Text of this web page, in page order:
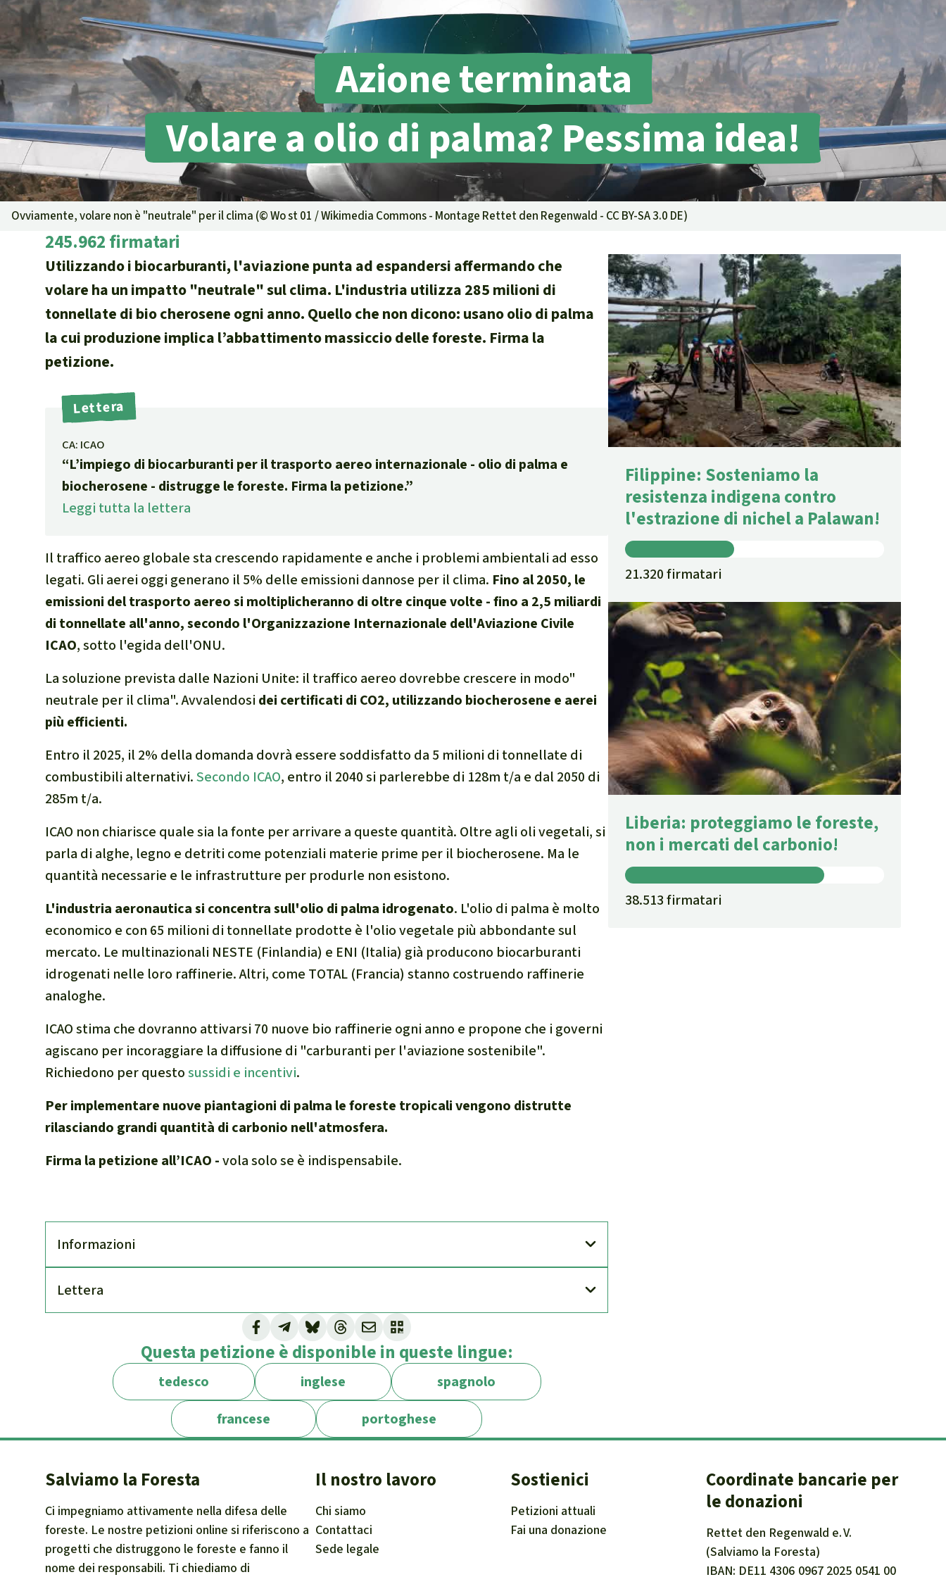
Landgrabbing
Difensori e Difensore
MDL
Soia
Chimalapas
Incendi
Domande e risposte
Alluminio
Criminalità ambientale,
narcotraffico e territori indigeni in
Amazzonia
Chaco
Domande e risposte
Commercio e traffico
internazionale di fauna e flora
Nestlé
Pandemia e ambientalismo
Cambiamento climatico
contrastare gli incendi
forestali
Contribuisci
Ovviamente, volare non è "neutrale" per il clima (©Wo st 01 / Wikimedia Commons - Montage Rettet den Regenwald - CC BY-SA 3.0 DE)
Azione terminata
Volare a olio di palma? Pessima idea!
245.962 firmatari
Utilizzando i biocarburanti, l'aviazione punta ad espandersi affermando che
volare ha un impatto "neutrale" sul clima. L'industria utilizza 285 milioni di
tonnellate di bio cherosene ogni anno. Quello che non dicono: usano olio di palma
la cui produzione implica l’abbattimento massiccio delle foreste. Firma la
petizione.
Lettera
CA: ICAO
“L’impiego di biocarburanti per il trasporto aereo internazionale - olio di palma e
biocherosene - distrugge le foreste. Firma la petizione.”
Leggi tutta la lettera
Il traffico aereo globale sta crescendo rapidamente e anche i problemi ambientali ad esso
legati. Gli aerei oggi generano il 5% delle emissioni dannose per il clima. Fino al 2050, le
emissioni del trasporto aereo si moltiplicheranno di oltre cinque volte - fino a 2,5 miliardi
di tonnellate all'anno, secondo l'Organizzazione Internazionale dell'Aviazione Civile
ICAO, sotto l'egida dell'ONU.
La soluzione prevista dalle Nazioni Unite: il traffico aereo dovrebbe crescere in modo"
neutrale per il clima". Avvalendosi dei certificati di CO2, utilizzando biocherosene e aerei
più efficienti.
Entro il 2025, il 2% della domanda dovrà essere soddisfatto da 5 milioni di tonnellate di
combustibili alternativi.Secondo ICAO, entro il 2040 si parlerebbe di 128m t/a e dal 2050 di
285m t/a.
ICAO non chiarisce quale sia la fonte per arrivare a queste quantità. Oltre agli oli vegetali, si
parla di alghe, legno e detriti come potenziali materie prime per il biocherosene. Ma le
quantità necessarie e le infrastrutture per produrle non esistono.
L'industria aeronautica si concentra sull'olio di palma idrogenato. L'olio di palma è molto
economico e con 65 milioni di tonnellate prodotte è l'olio vegetale più abbondante sul
mercato. Le multinazionali NESTE (Finlandia) e ENI (Italia) già producono biocarburanti
idrogenati nelle loro raffinerie. Altri, come TOTAL (Francia) stanno costruendo raffinerie
analoghe.
ICAO stima che dovranno attivarsi 70 nuove bio raffinerie ogni anno e propone che i governi
agiscano per incoraggiare la diffusione di "carburanti per l'aviazione sostenibile".
Richiedono per questosussidi e incentivi.
Per implementare nuove piantagioni di palma le foreste tropicali vengono distrutte
rilasciando grandi quantità di carbonio nell'atmosfera.
Firma la petizione all’ICAO -vola solo se è indispensabile.
Infor­mazioni
Lettera
Questa petizione è disponible in queste lingue:
tedesco inglese
spagnolo
francese
portoghese
Filippine: Sosteniamo la
resistenza indigena contro
l'estrazione di nichel a Palawan!
21.320 firmatari
Liberia: proteggiamo le foreste,
non i mercati del carbonio!
38.513 firmatari
Salviamo la Foresta
Ci impegniamo attivamente nella difesa delle
foreste. Le nostre petizioni online si riferiscono a
progetti che distruggono le foreste e fanno il
nome dei responsabili. Ti chiediamo di
Il nostro lavoro
Chi siamo
Contattaci
Sede legale
Sostienici
Petizioni attuali
Fai una donazione
Coordinate bancarie per
le donazioni
Rettet den Regenwald e. V.
(Salviamo la Foresta)
IBAN DE11 4306 0967 2025 0541 00